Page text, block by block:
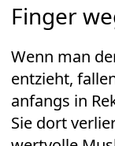
Finger
Wenn man
entzieht,
anfangs in
Sie dort